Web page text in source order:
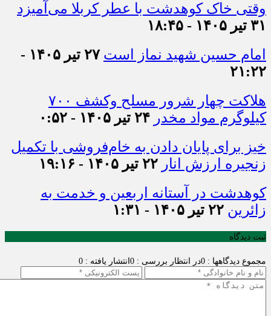
وقتی خاک کوهدشت با عطر کربلا می‌آمیزد
۳۱ تیر ۱۴۰۵ - ۱۸:۴۵
امام حسین شهید نماز است
۲۷ تیر ۱۴۰۵ -
۲۱:۲۲
هلاکت چهار شرور مسلح وکشف ۷۰۰
کیلوگرم مواد مخدر ۲۴ تیر ۱۴۰۵ - ۰:۵۲
خیز برای پایان دادن به خام‌فروشی با تکمیل
زنجیره ارزش انار ۲۲ تیر ۱۴۰۵ - ۱۹:۱۶
کوهدشت در آستانه اربعین و خدمت‌ به
زائرین ۲۲ تیر ۱۴۰۵ - ۱:۳۱
ثبت دیدگاه
مجموع دیدگاهها : 0 در انتظار بررسی : 0 انتشار یافته : 0